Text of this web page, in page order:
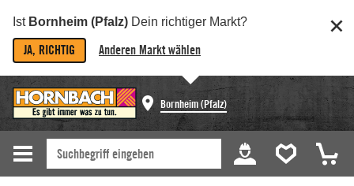
Ist Bornheim (Pfalz) Dein richtiger Markt?
JA, RICHTIG Anderen Markt wählen
Bornheim (Pfalz)